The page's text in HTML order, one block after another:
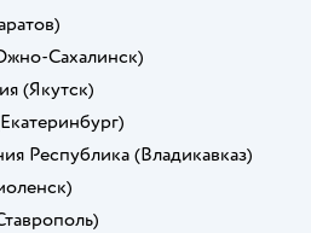
Сахалинск)
(Якутск)
Республика (Владикавказ)